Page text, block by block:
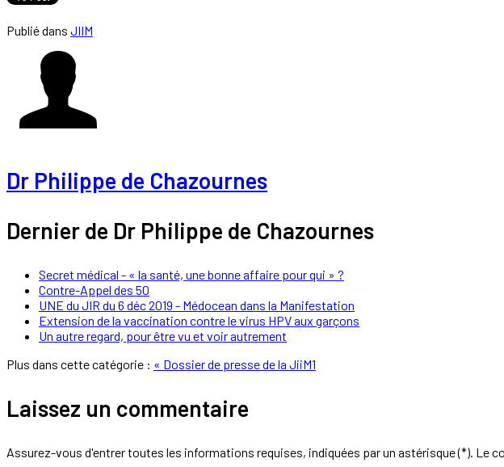
Publié dans JIIM
Dr Philippe de Chazournes
Dernier de Dr Philippe de Chazournes
Secret médical - « la santé, une bonne affaire pour qui » ?
Contre-Appel des 50
UNE du JIR du 6 déc 2019 - Médocean dans la Manifestation
Extension de la vaccination contre le virus HPV aux garçons
Un autre regard, pour être vu et voir autrement
Plus dans cette catégorie : « Dossier de presse de la JiiM1
Laissez un commentaire
Assurez-vous d'entrer toutes les informations requises, indiquées par un astérisque (*). Le